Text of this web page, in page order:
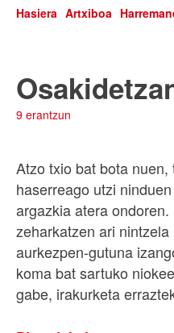
Hasiera Artxiboa
9 erantzun
Atzo txio bat bota nuen,
haserreago utzi
argazkia atera
zeharkatzen ari
aurkezpen-gutuna
koma bat sartuko
gabe, irakurketa